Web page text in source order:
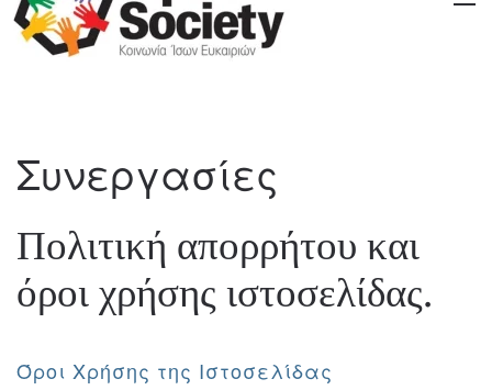
Συνεργασίες
Πολιτική απορρήτου και
όροι χρήσης ιστοσελίδας.
Όροι Χρήσης της Ιστοσελίδας